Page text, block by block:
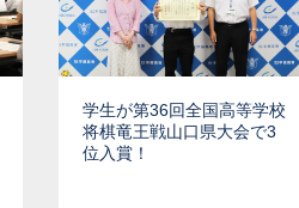
学生が第36回全国高等学校
将棋竜王戦山口県大会で3
位入賞！